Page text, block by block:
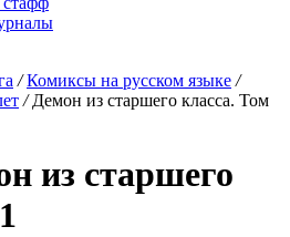
/ Комиксы на русском языке /
/ Демон из старшего класса. Том
из старшего